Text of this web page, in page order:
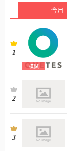
今月
1
模試
2
3